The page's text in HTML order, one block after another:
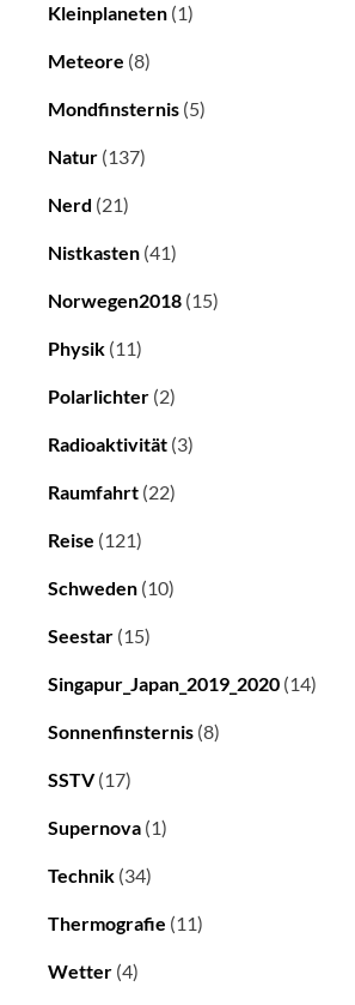
Kleinplaneten (1)
Meteore (8)
Mondfinsternis (5)
Natur (137)
Nerd (21)
Nistkasten (41)
Norwegen2018 (15)
Physik (11)
Polarlichter (2)
Radioaktivität (3)
Raumfahrt (22)
Reise (121)
Schweden (10)
Seestar (15)
Singapur_Japan_2019_2020 (14)
Sonnenfinsternis (8)
SSTV(17)
Supernova (1)
Technik (34)
Thermografie (11)
Wetter (4)